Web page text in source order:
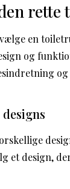
en
og
et design,